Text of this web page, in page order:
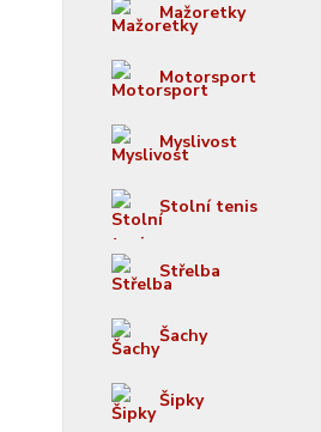
Mažoretky
Motorsport
Myslivost
Stolní tenis
Střelba
Šachy
Šipky